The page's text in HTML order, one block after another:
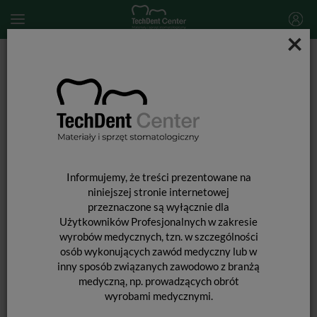
×
Informujemy, że treści prezentowane na
niniejszej stronie internetowej
przeznaczone są wyłącznie dla
Użytkowników Profesjonalnych w zakresie
wyrobów medycznych, tzn. w szczególności
osób wykonujących zawód medyczny lub w
inny sposób związanych zawodowo z branżą
medyczną, np. prowadzących obrót
wyrobami medycznymi.